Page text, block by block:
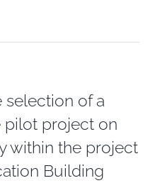
selection of a
pilot project on
within the project
Building